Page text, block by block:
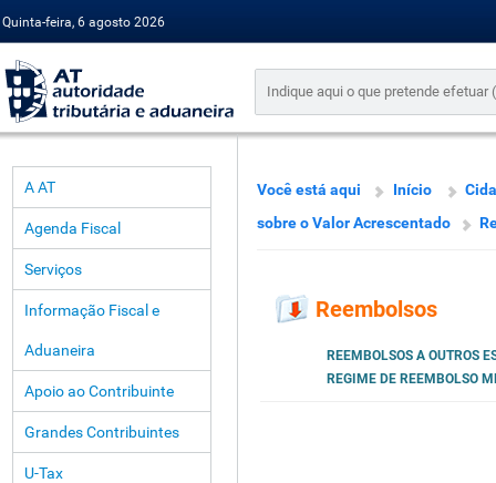
Quinta-feira, 6 agosto 2026
A AT
Agenda Fiscal
Serviços
Informação Fiscal e
Aduaneira
Apoio ao Contribuinte
Grandes Contribuintes
U-Tax
Você está aqui Início
sobre o Valor Acrescentado
Reembolsos
REEMBOLSOS A OUTROS
REGIME DE REEMBOLSO